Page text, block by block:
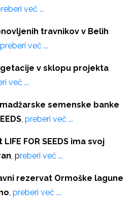
več ...
travnikov v Belih
preberi več ...
v sklopu projekta
več ...
semenske banke
, preberi več ...
FOR SEEDS ima svoj
, preberi več ...
rezervat Ormoške lagune
, preberi več ...